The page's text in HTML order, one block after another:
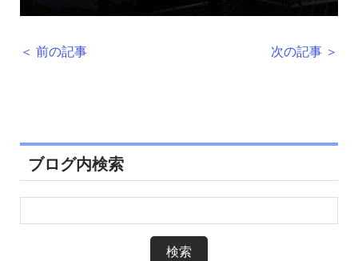
＜ 前の記事 次の記事 ＞
ブログ内検索